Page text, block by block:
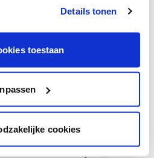
Details tonen
toestaan
cookies
technologische check-up